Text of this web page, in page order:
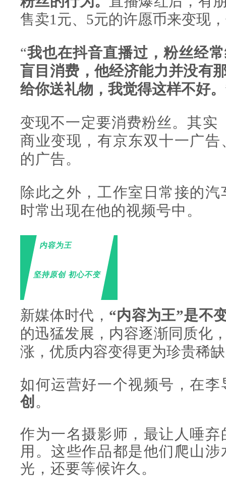
售卖1元、5元的许愿币来变现
“我也在抖音直播过，粉丝经
盲目消费，他经济能力并没有
给你送礼物，我觉得这样不好。
变现不一定要消费粉丝。其实
商业变现，有京东双十一广
的广告。
除此之外，工作室日常接的
时常出现在他的视频号中。
内容为王
坚持原创 初心不变
新媒体时代， “内容为王”是不
的迅猛发展，内容逐渐同质化
涨，优质内容变得更为珍贵稀
如何运营好一个视频号，在李
创 。
作为一名摄影师，最让人唾
用。这些作品都是他们爬山
光，还要等候许久。